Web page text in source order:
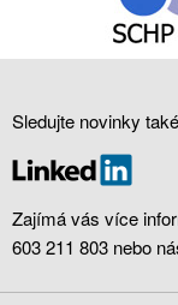
Sledujte novinky
Zajímá vás více
603 211 803 nebo